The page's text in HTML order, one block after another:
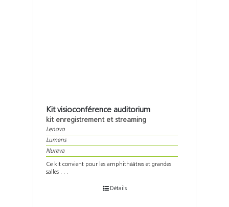
Kit visioconférence auditorium
kit enregistrement et streaming
Lenovo
Lumens
Nureva
Ce kit convient pour les amphithéâtres et grandes
salles . . .
Détails